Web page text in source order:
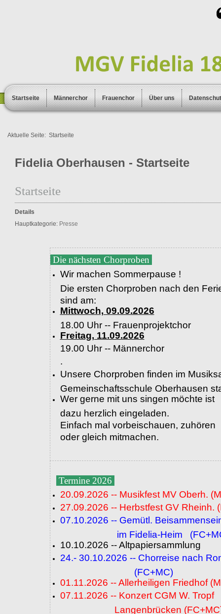
Startseite Männerchor Frauenchor Über uns
Aktuelle Seite: Startseite
Fidelia Oberhausen - Startseite
Startseite
Details
Hauptkategorie: Presse
Die nächsten Chorproben
Wir machen Sommerpause !
Die ersten Chorproben nach den
sind am:
Mittwoch, 09.09.2026
18.00 Uhr -- Frauenprojektchor
Freitag, 11.09.2026
19.00 Uhr -- Männerchor
.
Unsere Chorproben finden im
Gemeinschaftsschule Oberhausen
Wer gerne mit uns singen möchte ist
dazu herzlich eingeladen.
Einfach mal vorbeischauen, zuhören
oder gleich mitmachen.
Termine 2026
20.09.2026 -- Musikfest MV Oberh.
27.09.2026 -- Herbstfest GV Rheinh.
07.10.2026 -- Gemütl.
im Fidelia-Heim
10.10.2026 -- Altpapiersammlung
24.- 30.10.2026 -- Chorreise nach
(FC+MC)
01.11.2026 -- Allerheiligen Friedhof
07.11.2026 -- Konzert CGM W. Tropf
Langenbrücken